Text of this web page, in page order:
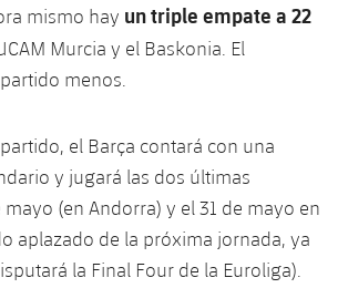
Nou
Cruyff
mismo hay un triple empate a 22
Murcia y el Baskonia. El
menos.
el Barça contará con una
y jugará las dos últimas
(en Andorra) y el 31 de mayo en
aplazado de la próxima jornada, ya
la Final Four de la Euroliga).